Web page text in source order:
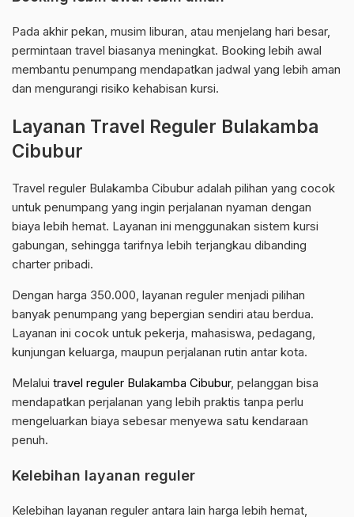
Pada akhir pekan, musim liburan, atau menjelang hari besar,
permintaan travel biasanya meningkat. Booking lebih awal
membantu penumpang mendapatkan jadwal yang lebih aman
dan mengurangi risiko kehabisan kursi.
Layanan Travel Reguler Bulakamba
Cibubur
Travel reguler Bulakamba Cibubur adalah pilihan yang cocok
untuk penumpang yang ingin perjalanan nyaman dengan
biaya lebih hemat. Layanan ini menggunakan sistem kursi
gabungan, sehingga tarifnya lebih terjangkau dibanding
charter pribadi.
Dengan harga 350.000, layanan reguler menjadi pilihan
banyak penumpang yang bepergian sendiri atau berdua.
Layanan ini cocok untuk pekerja, mahasiswa, pedagang,
kunjungan keluarga, maupun perjalanan rutin antar kota.
Melalui travel reguler Bulakamba Cibubur, pelanggan bisa
mendapatkan perjalanan yang lebih praktis tanpa perlu
mengeluarkan biaya sebesar menyewa satu kendaraan
penuh.
Kelebihan layanan reguler
Kelebihan layanan reguler antara lain harga lebih hemat,